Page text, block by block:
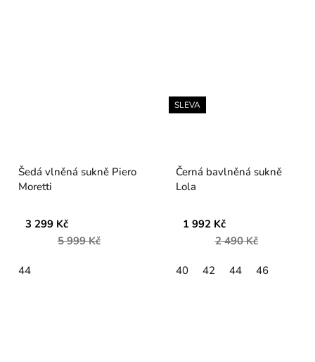
Šedá vlněná sukně Piero
Moretti
3 299 Kč
5 999 Kč
44
SLEVA
Černá bavlněná sukně
Lola
1 992 Kč
2 490 Kč
40 42 44 46